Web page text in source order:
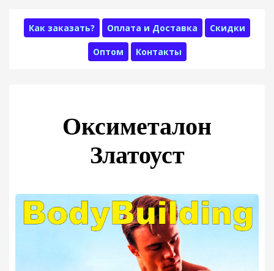
Как заказать? Оплата и Доставка Скидки
Оптом Контакты
Оксиметалон
Златоуст